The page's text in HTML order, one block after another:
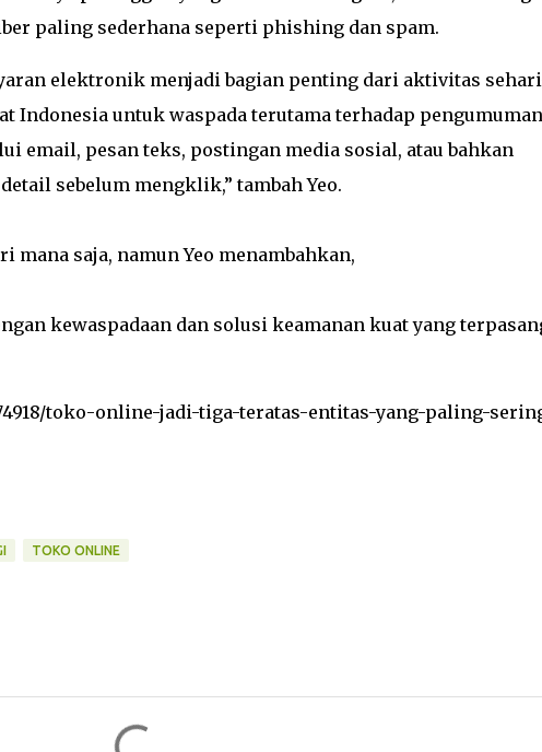
paling sederhana seperti phishing dan spam.
elektronik menjadi bagian penting dari aktivitas
Indonesia untuk waspada terutama terhadap pengumuman
email, pesan teks, postingan media sosial, atau bahkan
sebelum mengklik,” tambah Yeo.
mana saja, namun Yeo menambahkan,
kewaspadaan dan solusi keamanan kuat yang
toko-online-jadi-tiga-teratas-entitas-yang-paling-
TOKO ONLINE